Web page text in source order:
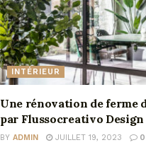
INTÉRIEUR
Une rénovation de ferme
par Flussocreativo
BY ADMIN JUILLET 19, 2023 0